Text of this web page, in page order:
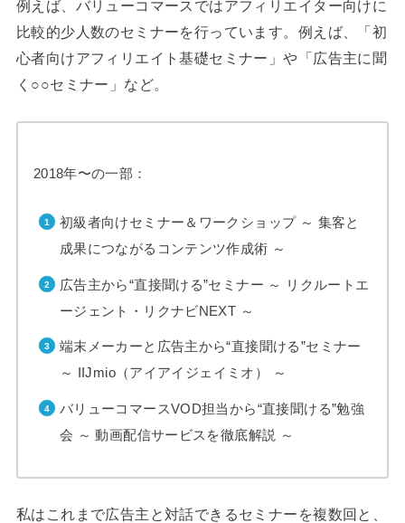
例えば、バリューコマースではアフィリエイター向けに
比較的少人数のセミナーを行っています。例えば、「初
心者向けアフィリエイト基礎セミナー」や「広告主に聞
く○○セミナー」など。
2018年〜の一部：
初級者向けセミナー＆ワークショップ ～ 集客と
成果につながるコンテンツ作成術 ～
広告主から“直接聞ける”セミナー ～ リクルートエ
ージェント・リクナビNEXT ～
端末メーカーと広告主から“直接聞ける”セミナー
～ IIJmio（アイアイジェイミオ） ～
バリューコマースVOD担当から“直接聞ける”勉強
会 ～ 動画配信サービスを徹底解説 ～
私はこれまで広告主と対話できるセミナーを複数回と、